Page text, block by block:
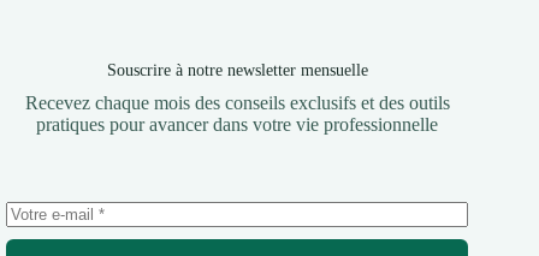
Souscrire à notre newsletter mensuelle
Recevez chaque mois des conseils exclusifs et des outils
pratiques pour avancer dans votre vie professionnelle